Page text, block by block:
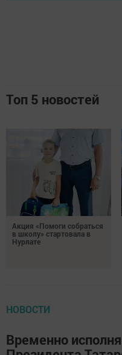
Топ 5 новостей
Акция «Помоги собраться
в школу» стартовала в
Нурлате
НОВОСТИ
Временно